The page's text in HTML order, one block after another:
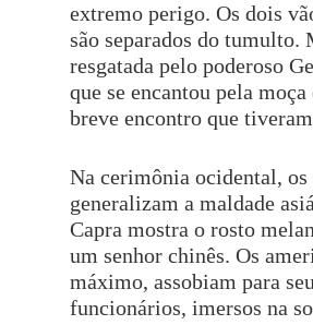
extremo perigo. Os dois
são separados do tumulto.
resgatada pelo poderoso
que se encantou pela moça
breve encontro que
Na cerimônia ocidental, os
generalizam a maldade
Capra mostra o rosto
um senhor chinês. Os
máximo, assobiam para
funcionários, imersos na